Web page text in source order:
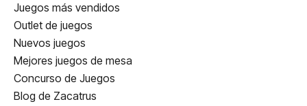
Juegos más vendidos
Outlet de juegos
Nuevos juegos
Mejores juegos de mesa
Concurso de Juegos
Blog de Zacatrus